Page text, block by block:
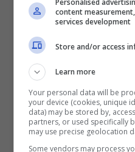
potrebbe arrivare ad
40 ed i 45 milioni di
un totale di 70 milioni
Uno scambio davvero
molto i tifosi
che Vlahovic
della Juventus per
bianconero aveva
per la possibile
Personalised
content
services development
Store and/or access
Learn more
Your personal data will be
your device (cookies, unique
data) may be stored by,
partners, or used specifically
may use precise geolocation
Some vendors may process